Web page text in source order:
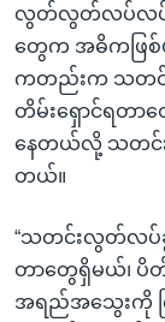
လွတ်လွတ်လပ်လပ်ရ
တွေက အဓိကဖြစ်
ကတည်းက သတင်း
တိမ်းရှောင်ရတာ
နေတယ်လို့ သတင်းစ
တယ်။
“သတင်းလွတ်လပ်
တာတွေရှိမယ်၊ ပိ
အရည်အသွေးကို